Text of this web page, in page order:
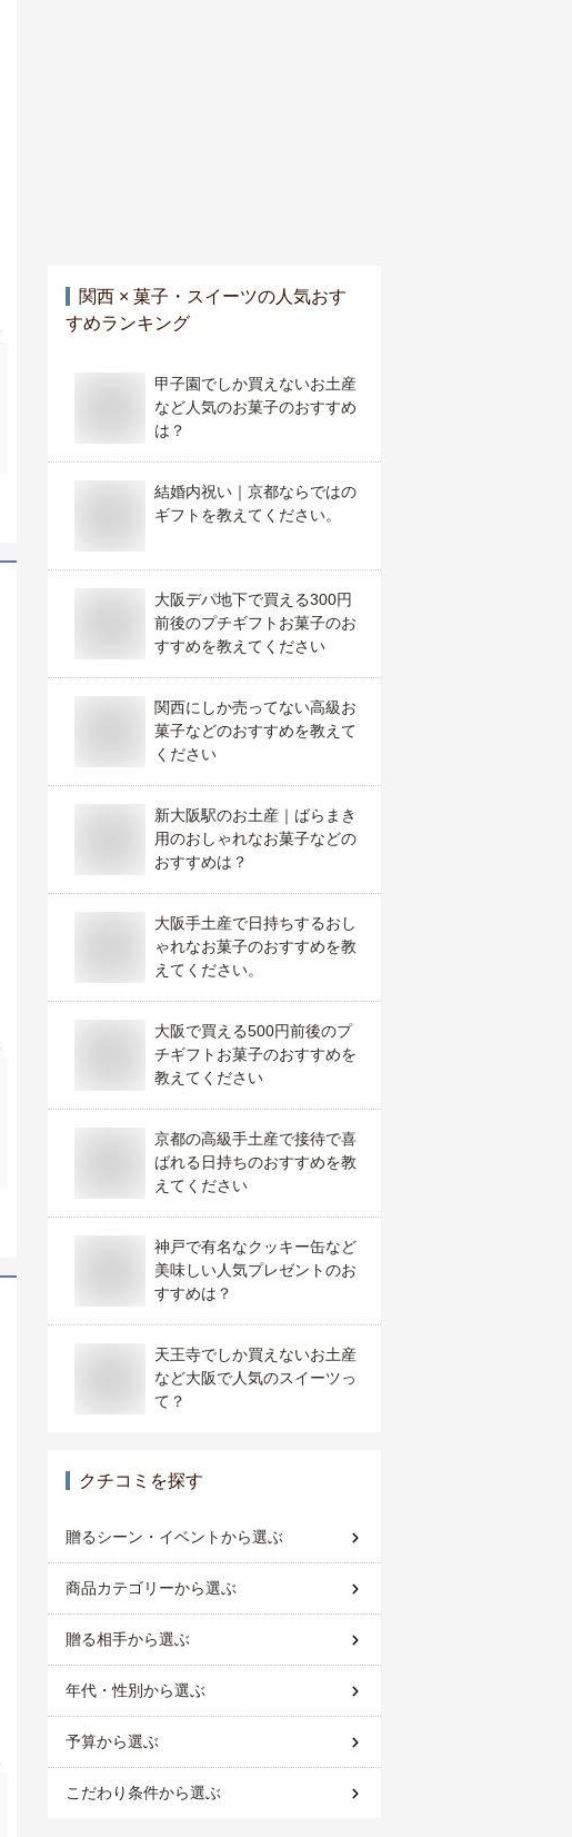
関西 × 菓子・スイーツの人気おす
すめランキング
甲子園でしか買えないお土産
など人気のお菓子のおすすめ
は？
結婚内祝い｜京都ならではの
ギフトを教えてください。
大阪デパ地下で買える300円
前後のプチギフトお菓子のお
すすめを教えてください
関西にしか売ってない高級お
菓子などのおすすめを教えて
ください
新大阪駅のお土産｜ばらまき
用のおしゃれなお菓子などの
おすすめは？
大阪手土産で日持ちするおし
ゃれなお菓子のおすすめを教
えてください。
大阪で買える500円前後のプ
チギフトお菓子のおすすめを
教えてください
京都の高級手土産で接待で喜
ばれる日持ちのおすすめを教
えてください
神戸で有名なクッキー缶など
美味しい人気プレゼントのお
すすめは？
天王寺でしか買えないお土産
など大阪で人気のスイーツっ
て？
クチコミを探す
贈るシーン・イベントから選ぶ
商品カテゴリーから選ぶ
贈る相手から選ぶ
年代・性別から選ぶ
予算から選ぶ
こだわり条件から選ぶ